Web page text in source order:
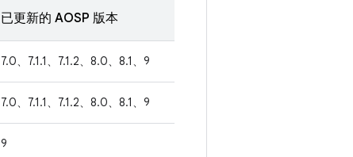
已更新的 AOSP 版本
7.0、7.1.1、7.1.2、8.0、8.1、9
7.0、7.1.1、7.1.2、8.0、8.1、9
9